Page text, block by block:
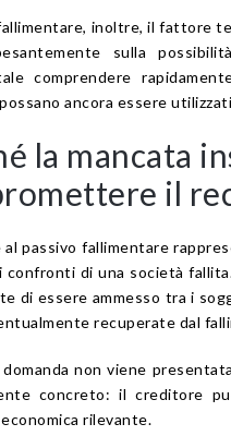
inoltre, il fattore
sulla
comprendere
ancora essere
la mancata
il
al passivo fallimentare
confronti di una società
di essere ammesso tra i
recuperate dal
domanda non viene
concreto: il creditore
rilevante.